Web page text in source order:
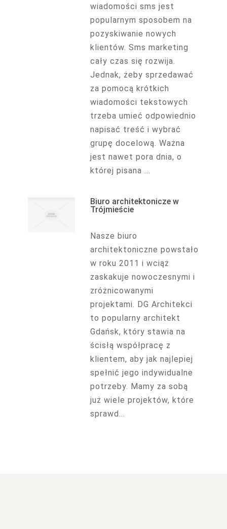
wiadomości sms jest
popularnym sposobem na
pozyskiwanie nowych
klientów. Sms marketing
cały czas się rozwija.
Jednak, żeby sprzedawać
za pomocą krótkich
wiadomości tekstowych
trzeba umieć odpowiednio
napisać treść i wybrać
grupę docelową. Ważna
jest nawet pora dnia, o
której pisana ...
Biuro architektonicze w
Trójmieście
Nasze biuro
architektoniczne powstało
w roku 2011 i wciąż
zaskakuje nowoczesnymi i
zróżnicowanymi
projektami. DG Architekci
to popularny architekt
Gdańsk, który stawia na
ścisłą współpracę z
klientem, aby jak najlepiej
spełnić jego indywidualne
potrzeby. Mamy za sobą
już wiele projektów, które
sprawd...